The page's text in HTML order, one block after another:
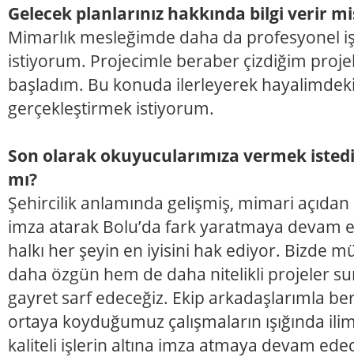
Gelecek planlarınız hakkında bilgi verir
Mimarlık mesleğimde daha da profesyonel
istiyorum. Projecimle beraber çizdiğim
başladım. Bu konuda ilerleyerek
gerçekleştirmek istiyorum.
Son olarak okuyucularımıza vermek
mı?
Şehircilik anlamında gelişmiş, mimari
imza atarak Bolu’da fark yaratmaya devam
halkı her şeyin en iyisini hak ediyor. Bizde
daha özgün hem de daha nitelikli projeler
gayret sarf edeceğiz. Ekip arkadaşlarımla
ortaya koyduğumuz çalışmaların ışığında
kaliteli işlerin altına imza atmaya devam